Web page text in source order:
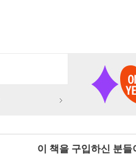
이 책을 구입하신 분